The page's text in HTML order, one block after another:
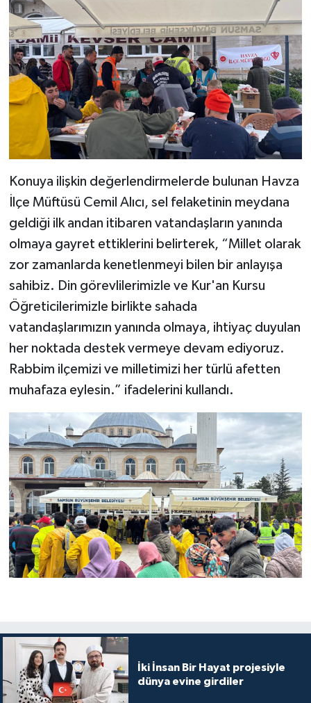
Konuya ilişkin değerlendirmelerde bulunan Havza
İlçe Müftüsü Cemil Alıcı, sel felaketinin meydana
geldiği ilk andan itibaren vatandaşların yanında
olmaya gayret ettiklerini belirterek, “Millet olarak
zor zamanlarda kenetlenmeyi bilen bir anlayışa
sahibiz. Din görevlilerimizle ve Kur'an Kursu
Öğreticilerimizle birlikte sahada
vatandaşlarımızın yanında olmaya, ihtiyaç duyulan
her noktada destek vermeye devam ediyoruz.
Rabbim ilçemizi ve milletimizi her türlü afetten
muhafaza eylesin.” ifadelerini kullandı.
İki İnsan Bir Hayat projesiyle
dünya evine girdiler
Kahramanmaraş Müftülüğü
Karabük Müftülüğü
Karaman Müftülüğü
Kars Müftülüğü
Kayseri Müftülüğü
Kilis Müftülüğü
Kırklareli Müftülüğü
Kırşehir Müftülüğü
Kocaeli Müftülüğü
Konya Müftülüğü
Kütahya Müftülüğü
Malatya Müftülüğü
Manisa Müftülüğü
Mardin Müftülüğü
Muğla Müftülüğü
Muş Müftülüğü